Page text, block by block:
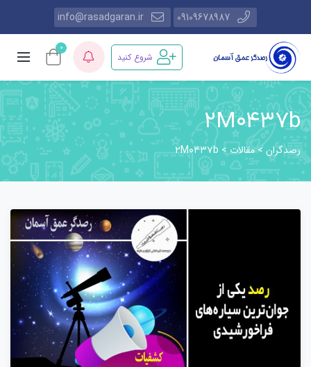
09109678987
info@rasadgaran.ir
شروع کنید
0
۲M۰۴۳۷b
رصدگران>مقالات> ۲M۰۴۳۷b